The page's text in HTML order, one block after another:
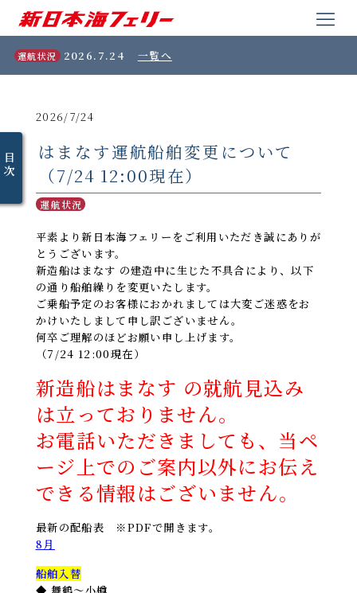
運航状況 2026.7.24 一覧へ
目
次
2026/7/24
はまなす運航船舶変更について
（7/24 12:00現在）
運航状況
平素より新日本海フェリーをご利用いただき誠にありが
とうございます。
新造船はまなす の建造中に生じた不具合により、以下
の通り船舶繰りを変更いたします。
ご乗船予定のお客様におかれましては大変ご迷惑をお
かけいたしまして申し訳ございません。
何卒ご理解のほどお願い申し上げます。
（7/24 12:00現在）
新造船はまなす の就航見込み
は立っておりません。
お電話いただきましても、当ペ
ージ上でのご案内以外にお伝え
できる情報はございません。
最新の配船表 ※PDFで開きます。
8月
船舶入替